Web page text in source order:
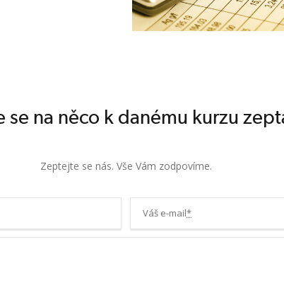
se na něco k danému kurzu
Zeptejte se nás. Vše Vám zodpovíme.
Váš e-mail*